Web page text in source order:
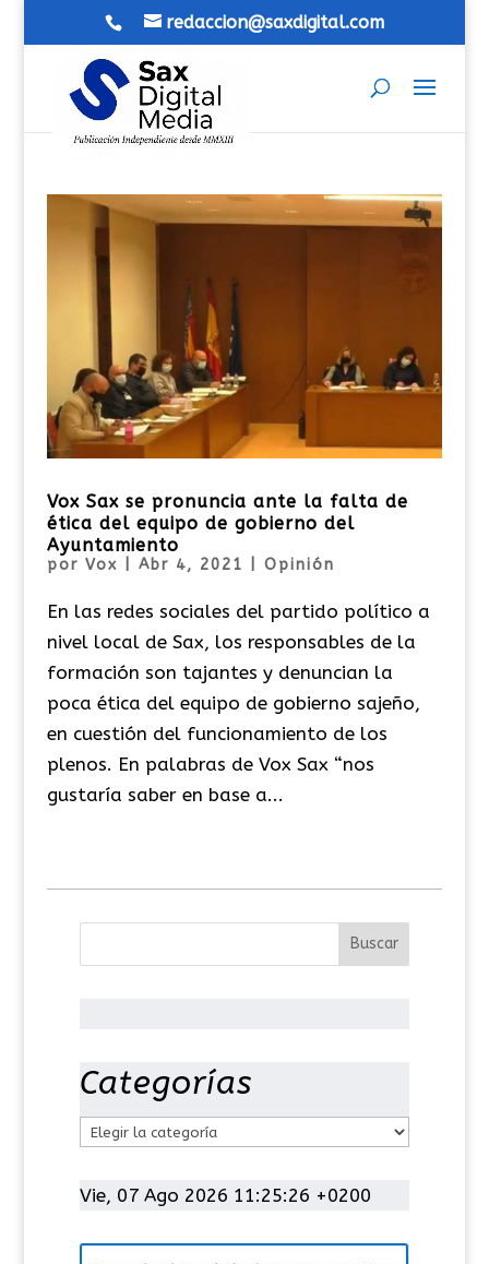
redaccion@saxdigital.com
Vox Sax se pronuncia ante la falta de
ética del equipo de gobierno del
Ayuntamiento
por Vox Abr 4, 2021 Opinión
En las redes sociales del partido político a
nivel local de Sax, los responsables de la
formación son tajantes y denuncian la
poca ética del equipo de gobierno sajeño,
en cuestión del funcionamiento de los
plenos. En palabras de Vox Sax “nos
gustaría saber en base a...
Categorías
t
g
Vie, 07 Ago 2026 11:25:27 +0200